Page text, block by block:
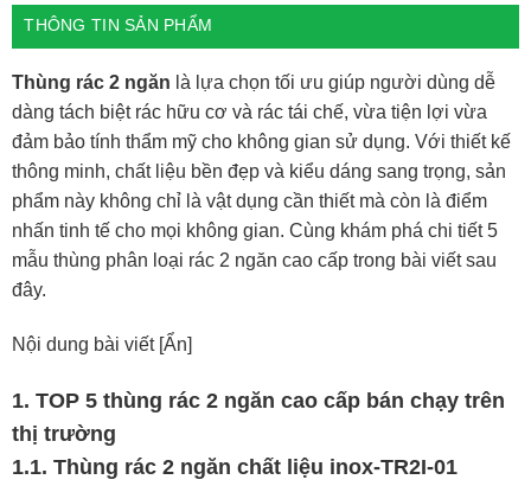
THÔNG TIN SẢN PHẨM
Thùng rác 2 ngăn là lựa chọn tối ưu giúp người dùng dễ
dàng tách biệt rác hữu cơ và rác tái chế, vừa tiện lợi vừa
đảm bảo tính thẩm mỹ cho không gian sử dụng. Với thiết kế
thông minh, chất liệu bền đẹp và kiểu dáng sang trọng, sản
phẩm này không chỉ là vật dụng cần thiết mà còn là điểm
nhấn tinh tế cho mọi không gian. Cùng khám phá chi tiết 5
mẫu thùng phân loại rác 2 ngăn cao cấp trong bài viết sau
đây.
Nội dung bài viết [Ẩn]
1. TOP 5 thùng rác 2 ngăn cao cấp bán chạy trên
thị trường
1.1. Thùng rác 2 ngăn chất liệu inox-TR2I-01